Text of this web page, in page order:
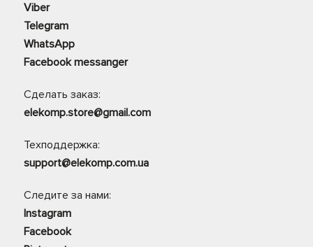
Viber
Telegram
WhatsApp
Facebook messanger
Сделать заказ:
elekomp.store@gmail.com
Техподдержка:
support@elekomp.com.ua
Следите за нами:
Instagram
Facebook